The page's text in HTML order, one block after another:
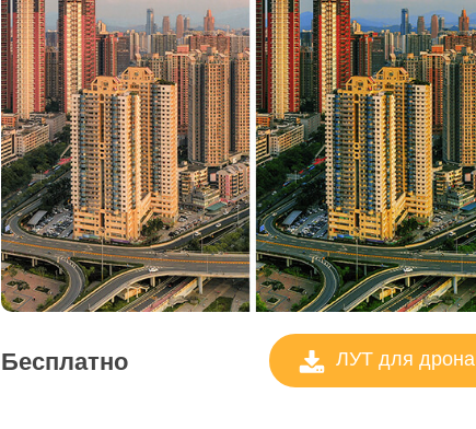
Бесплатно ЛУТ для дрона